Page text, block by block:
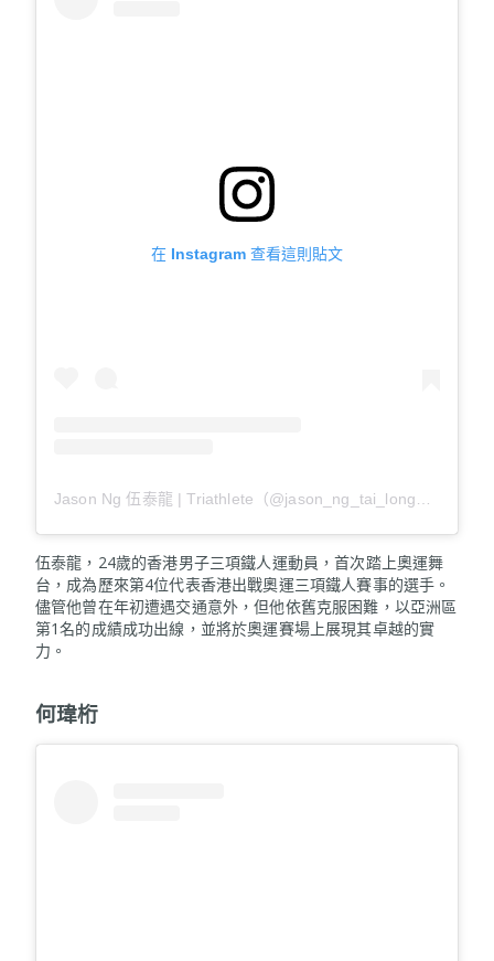
在 Instagram 查看這則貼文
伍泰龍，24歲的香港男子三項鐵人運動員，首次踏上奧運舞
台，成為歷來第4位代表香港出戰奧運三項鐵人賽事的選手。
儘管他曾在年初遭遇交通意外，但他依舊克服困難，以亞洲區
第1名的成績成功出線，並將於奧運賽場上展現其卓越的實
力。
何瑋桁